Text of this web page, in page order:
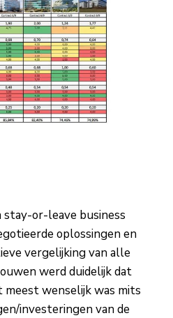
stay-or-leave business
oplossingen en
vergelijking van alle
werd duidelijk dat
wenselijk was mits
investeringen van de